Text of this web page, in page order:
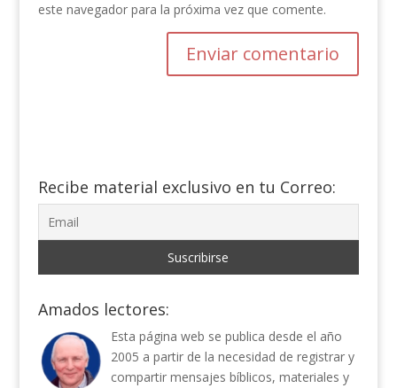
este navegador para la próxima vez que comente.
Recibe material exclusivo en tu Correo:
Amados lectores:
Esta página web se publica desde el año
2005 a partir de la necesidad de registrar y
compartir mensajes bíblicos, materiales y